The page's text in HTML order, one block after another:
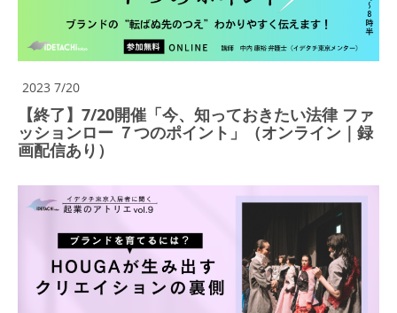
2023 7/20
【終了】7/20開催「今、知っておきたい法律 ファ
ッションロー ７つのポイント」（オンライン｜録
画配信あり）